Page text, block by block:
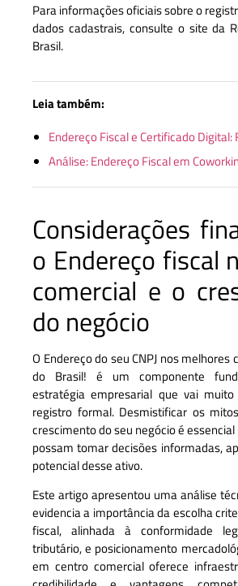
Para informações oficiais sobre o
dados cadastrais, consulte o site da
Brasil.
Leia também:
Endereço Fiscal e Certificado
Análise: Endereço Fiscal em
Considerações
o Endereço fiscal
comercial e o
do negócio
O Endereço do seu CNPJ nos
do Brasil! é um componente
estratégia empresarial que vai
registro formal. Desmistificar os
crescimento do seu negócio é
possam tomar decisões informadas,
potencial desse ativo.
Este artigo apresentou uma análise
evidencia a importância da escolha
fiscal, alinhada à conformidade
tributário, e posicionamento
em centro comercial oferece